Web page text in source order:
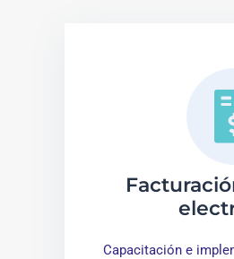
Capacitación e